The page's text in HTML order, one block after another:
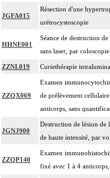
JGFA015
Résection d'une
urétrocystoscopie
HHNE001
Séance de destruction
sans laser, par
ZZNL019 Curiethérapie
ZZQX069
Examen
de prélèvement
anticorps, sans
JGNJ900
Destruction de lésion de
de haute intensité, par
ZZQP140
Examen
fixé avec 1 à 4